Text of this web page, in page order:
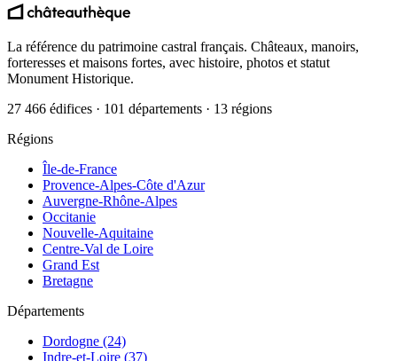
La référence du patrimoine castral français. Châteaux, manoirs,
forteresses et maisons fortes, avec histoire, photos et statut
Monument Historique.
27 466 édifices · 101 départements · 13 régions
Régions
Île-de-France
Provence-Alpes-Côte d'Azur
Auvergne-Rhône-Alpes
Occitanie
Nouvelle-Aquitaine
Centre-Val de Loire
Grand Est
Bretagne
Départements
Dordogne (24)
Indre-et-Loire (37)